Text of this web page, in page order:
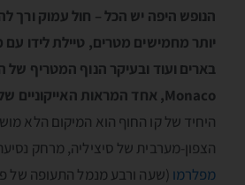
הנופש היפה יש הכל – חול עמוק ורך
יותר מחמישים מטרים, טיילת לידו
Monaco, אחד המראות האייקוניים של סיציליה
היחיד של קו החוף הוא המיקום הלא
הצפון-מערבית של סיציליה, מרחק
מפלרמו (שעה ורבע מנמל התעופה של